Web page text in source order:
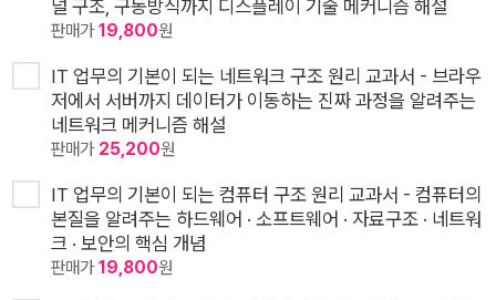
널 구조, 구동방식까지 디스플레이 기술 메커니즘 해설
판매가19,800원
IT 업무의 기본이 되는 네트워크 구조 원리 교과서 - 브라우
저에서 서버까지 데이터가 이동하는 진짜 과정을 알려주는
네트워크 메커니즘 해설
판매가 25,200원
IT 업무의 기본이 되는 컴퓨터 구조 원리 교과서 - 컴퓨터의
본질을 알려주는 하드웨어 · 소프트웨어 · 자료구조 · 네트워
크 · 보안의 핵심 개념
판매가19,800원